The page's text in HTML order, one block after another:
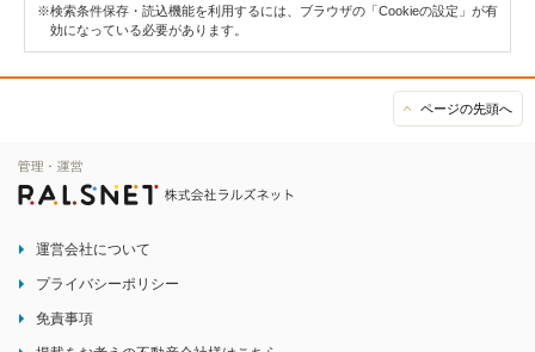
※検索条件保存・読込機能を利用するには、ブラウザの「Cookieの設定」が有
効になっている必要があります。
ページの先頭へ
運営会社について
プライバシーポリシー
免責事項